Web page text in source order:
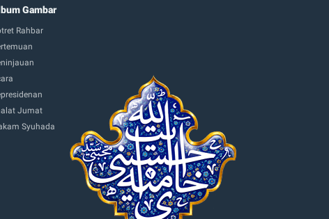
Gambar
Rahbar
Jumat
Syuhada